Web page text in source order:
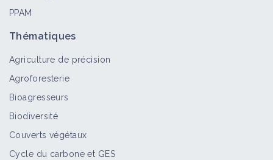
PPAM
Thématiques
Agriculture de précision
Agroforesterie
Bioagresseurs
Biodiversité
Couverts végétaux
Cycle du carbone et GES